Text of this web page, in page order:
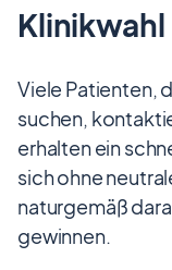
Klinikwahl
Viele Patienten,
suchen,
erhalten ein
sich ohne
naturgemäß
gewinnen.